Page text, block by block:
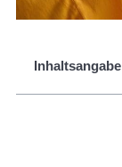
Inhaltsangabe